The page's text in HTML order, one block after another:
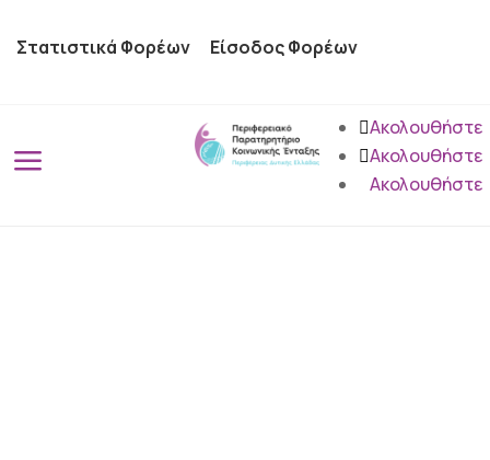
Στατιστικά Φορέων Είσοδος Φορέων
a
Ακολουθήστε
Ακολουθήστε
Ακολουθήστε